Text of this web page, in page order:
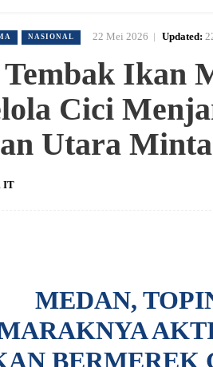
NASIONAL 22 Mei 2026 Updated:
Ikan
Cici
Utara
IT
MEDAN,
BERMEREK